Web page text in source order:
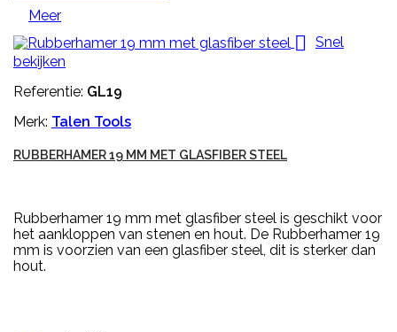
Meer
 Snel
bekijken
Referentie: GL19
Merk: Talen Tools
RUBBERHAMER 19 MM MET GLASFIBER STEEL
Rubberhamer 19 mm met glasfiber steel is geschikt voor
het aankloppen van stenen en hout. De Rubberhamer 19
mm is voorzien van een glasfiber steel, dit is sterker dan
hout.